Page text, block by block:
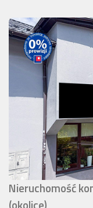
Nieruchomość